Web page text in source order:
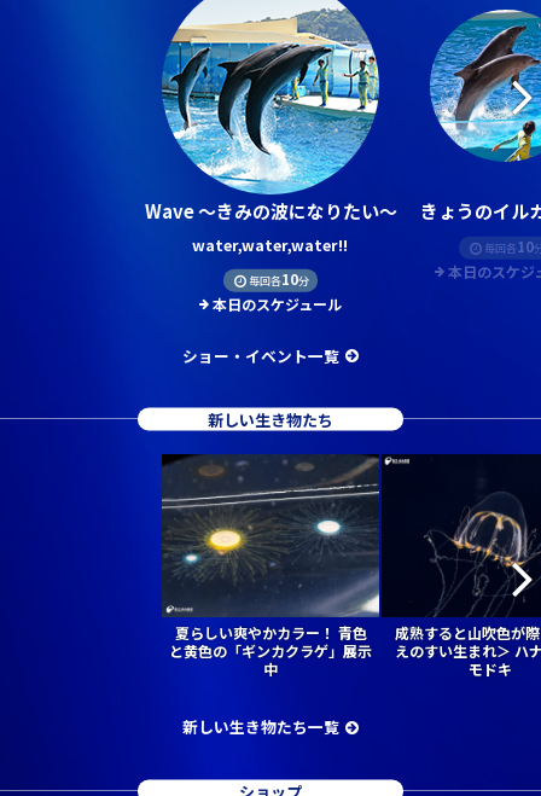
Wave ～きみの波になりたい～
water,water,water!!
毎回各10分
本日のスケジュール
きょうのイル
毎回各10
本日のスケジ
ショー・イベント一覧
新しい生き物たち
夏らしい爽やかカラー！ 青色
と黄色の「ギンカクラゲ」展示
中
成熟すると山吹色が
えのすい生まれ＞ ハ
モドキ
新しい生き物たち一覧
ショップ